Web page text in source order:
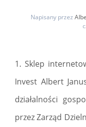
Napisany przez
1. Sklep
Invest Albert
działalności
przez Zarząd